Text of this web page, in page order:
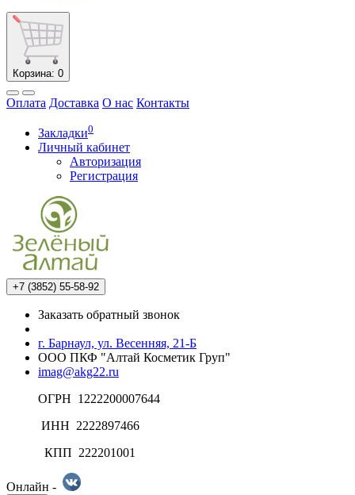
Корзина: 0
Оплата Доставка О нас Контакты
Закладки0
Личный кабинет
Авторизация
Регистрация
+7 (3852) 55-58-92
Заказать обратный звонок
г. Барнаул, ул. Весенняя, 21-Б
ООО ПКФ "Алтай Косметик Груп"
imag@akg22.ru
ОГРН 1222200007644
ИНН 2222897466
КПП 222201001
Онлайн -